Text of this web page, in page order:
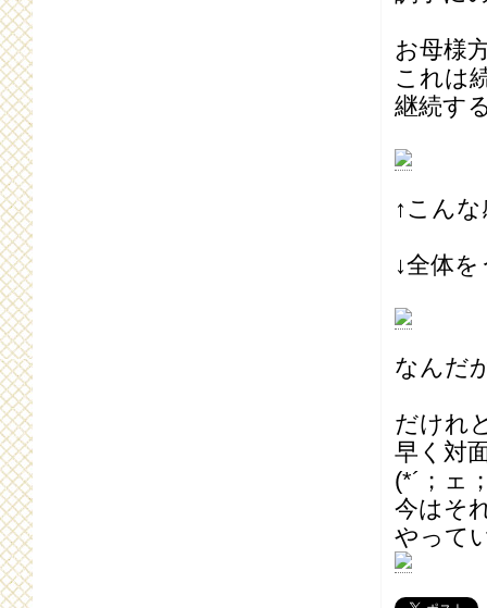
お母様
これは
継続す
↑こん
↓全体
なんだ
だけれ
早く対
(*´；ェ
今はそ
やって